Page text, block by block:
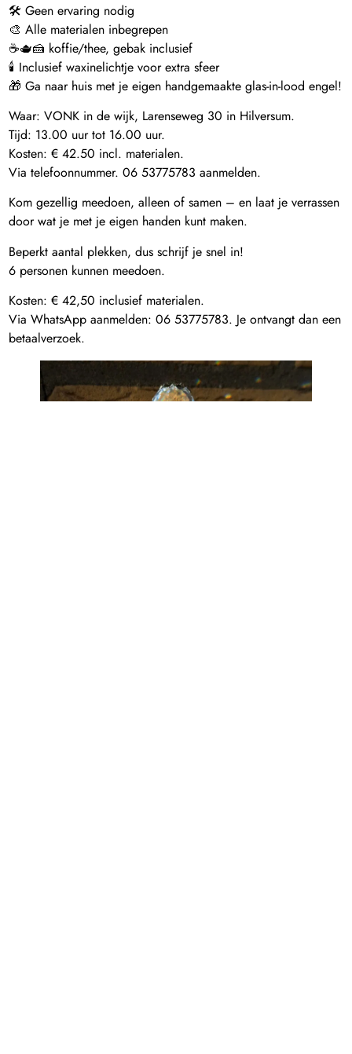
🛠️ Geen ervaring nodig
🎨 Alle materialen inbegrepen
☕️🫖🍰 koffie/thee, gebak inclusief
🕯️ Inclusief waxinelichtje voor extra sfeer
🎁 Ga naar huis met je eigen handgemaakte glas-in-lood engel!
Waar: VONK in de wijk, Larenseweg 30 in Hilversum.
Tijd: 13.00 uur tot 16.00 uur.
Kosten: € 42.50 incl. materialen.
Via telefoonnummer. 06 53775783 aanmelden.
Kom gezellig meedoen, alleen of samen – en laat je verrassen
door wat je met je eigen handen kunt maken.
Beperkt aantal plekken, dus schrijf je snel in!
6 personen kunnen meedoen.
Kosten: € 42,50 inclusief materialen.
Via WhatsApp aanmelden: 06 53775783. Je ontvangt dan een
betaalverzoek.